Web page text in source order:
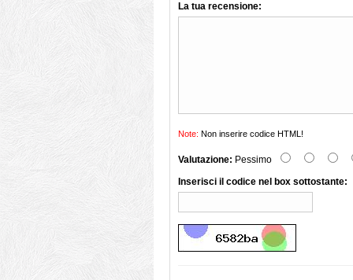
La tua recensione:
Note: Non inserire codice HTML!
Valutazione: Pessimo
Inserisci il codice nel box sottostante: